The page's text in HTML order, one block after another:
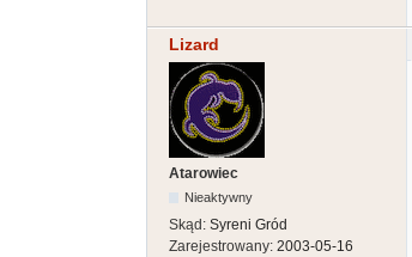
Lizard
Atarowiec
Nieaktywny
Skąd: Syreni Gród
Zarejestrowany: 2003-05-16